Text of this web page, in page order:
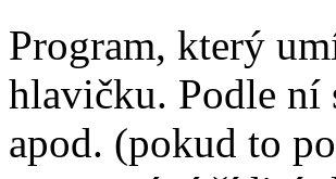
Program, který
hlavičku. Podle ní
apod. (pokud to